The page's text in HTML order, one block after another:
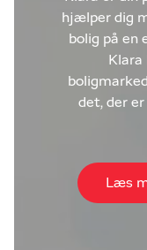
hjælper dig
bolig på en
Klara
det, der
Læs